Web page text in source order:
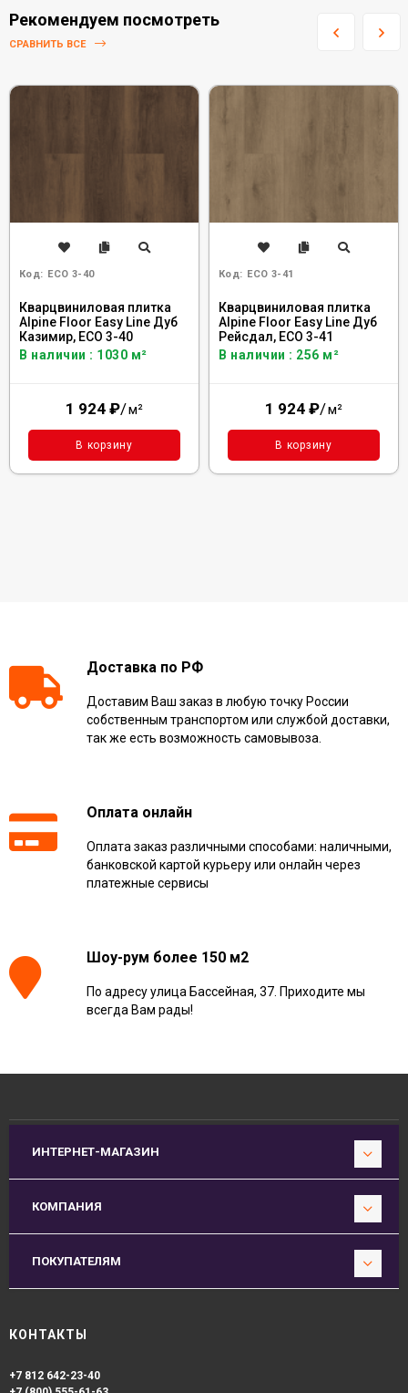
Рекомендуем посмотреть
СРАВНИТЬ ВСЕ
Код: ECO 3-40
Кварцвиниловая плитка
Alpine Floor Easy Line Дуб
Казимир, ЕСО 3-40
В наличии : 1030 м²
1 924 ₽/м²
В корзину
Код: ECO 3-41
Кварцвиниловая плитка
Alpine Floor Easy Line Дуб
Рейсдал, ЕСО 3-41
В наличии : 256 м²
1 924 ₽/м²
В корзину
Доставка по РФ
Доставим Ваш заказ в любую точку России
собственным транспортом или службой доставки,
так же есть возможность самовывоза.
Оплата онлайн
Оплата заказ различными способами: наличными,
банковской картой курьеру или онлайн через
платежные сервисы
Шоу-рум более 150 м2
По адресу улица Бассейная, 37. Приходите мы
всегда Вам рады!
ИНТЕРНЕТ-МАГАЗИН
КОМПАНИЯ
ПОКУПАТЕЛЯМ
КОНТАКТЫ
+7 812 642-23-40